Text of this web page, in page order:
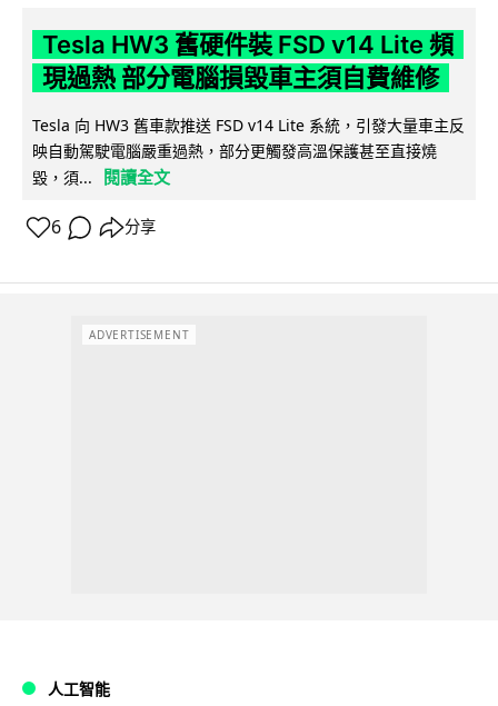
Tesla HW3 舊硬件裝 FSD v14 Lite 頻
現過熱 部分電腦損毀車主須自費維修
Tesla 向 HW3 舊車款推送 FSD v14 Lite 系統，引發大量車主反
映自動駕駛電腦嚴重過熱，部分更觸發高溫保護甚至直接燒
毀，須...
閱讀全文
6 分享
ADVERTISEMENT
人工智能